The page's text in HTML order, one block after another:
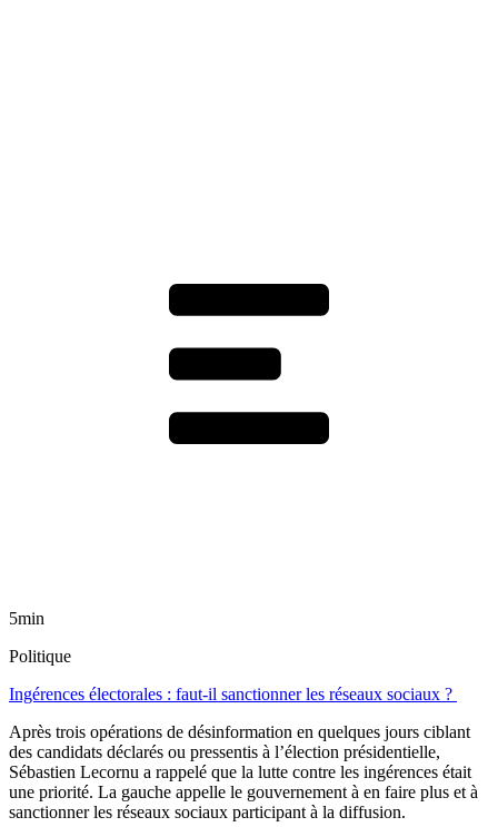
5min
Politique
Ingérences électorales : faut-il sanctionner les réseaux sociaux ?
Après trois opérations de désinformation en quelques jours ciblant
des candidats déclarés ou pressentis à l’élection présidentielle,
Sébastien Lecornu a rappelé que la lutte contre les ingérences était
une priorité. La gauche appelle le gouvernement à en faire plus et à
sanctionner les réseaux sociaux participant à la diffusion.